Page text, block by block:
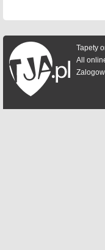
Tapety
All